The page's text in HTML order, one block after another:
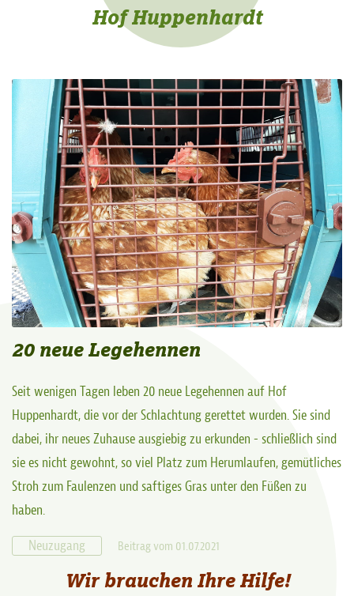
Hof Huppenhardt
20 neue Legehennen
Seit wenigen Tagen leben 20 neue Legehennen auf Hof
Huppenhardt, die vor der Schlachtung gerettet wurden. Sie sind
dabei, ihr neues Zuhause ausgiebig zu erkunden - schließlich sind
sie es nicht gewohnt, so viel Platz zum Herumlaufen, gemütliches
Stroh zum Faulenzen und saftiges Gras unter den Füßen zu
haben.
Neuzugang
Beitrag vom 01.07.2021
Wir brauchen Ihre Hilfe!